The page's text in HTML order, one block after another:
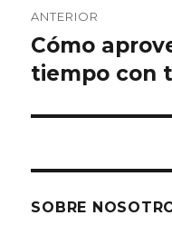
de
entradas
ANTERIOR
Entrada
anterior:
Cómo
tiempo con
SOBRE